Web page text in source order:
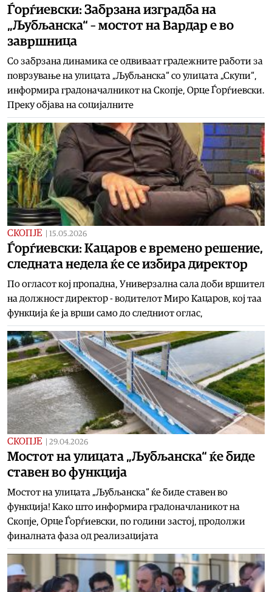
Ѓорѓиевски: Забрзана изградба на
„Љубљанска“ – мостот на Вардар е во
завршница
Со забрзана динамика се одвиваат градежните работи за
поврзување на улицата „Љубљанска“ со улицата „Скупи“,
информира градоначалникот на Скопје, Орце Ѓорѓиевски.
Преку објава на социјалните
СКОПЈЕ 15.05.2026
Ѓорѓиевски: Кацаров е времено решение,
следната недела ќе се избира директор
По огласот кој пропадна, Универзална сала доби вршител
на должност директор - водителот Миро Кацаров, кој таа
функција ќе ја врши само до следниот оглас,
СКОПЈЕ 29.04.2026
Мостот на улицата „Љубљанска“ ќе биде
ставен во функција
Мостот на улицата „Љубљанска“ ќе биде ставен во
функција! Како што информира градоначланикот на
Скопје, Орце Ѓорѓиевски, по години застој, продолжи
финалната фаза од реализацијата